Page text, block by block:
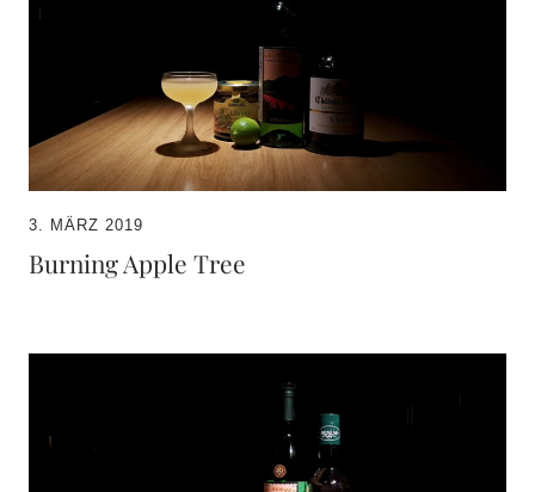
3. MÄRZ 2019
Burning Apple Tree